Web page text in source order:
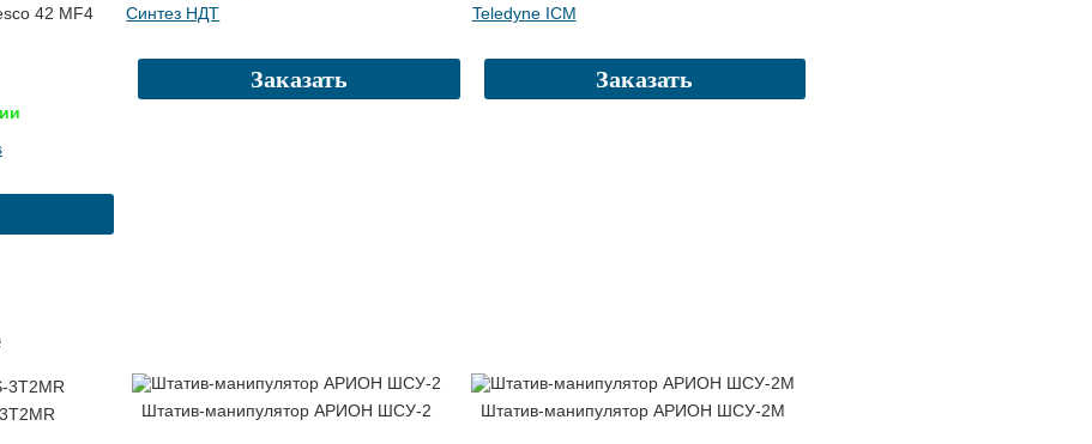
42 MF4 Синтез НДТ
Заказать
Teledyne ICM
Заказать
Штатив-манипулятор АРИОН ШСУ-2 Штатив-манипулятор АРИОН ШСУ-2М